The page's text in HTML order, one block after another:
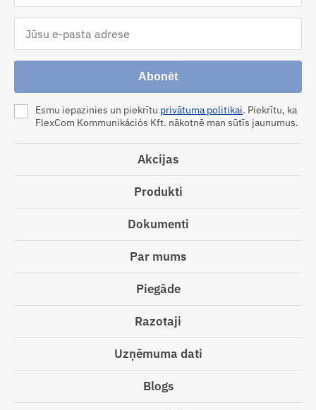
Abonēt
Esmu iepazinies un piekrītu privātuma politikai. Piekrītu, ka
FlexCom Kommunikációs Kft. nākotnē man sūtīs jaunumus.
Akcijas
Produkti
Dokumenti
Par mums
Piegāde
Razotaji
Uzņēmuma dati
Blogs